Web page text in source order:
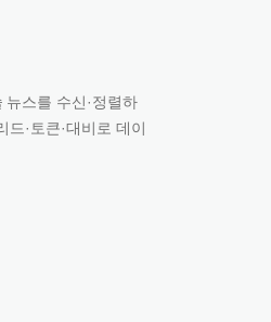
스를 수신·정렬하
·토큰·대비로 데이